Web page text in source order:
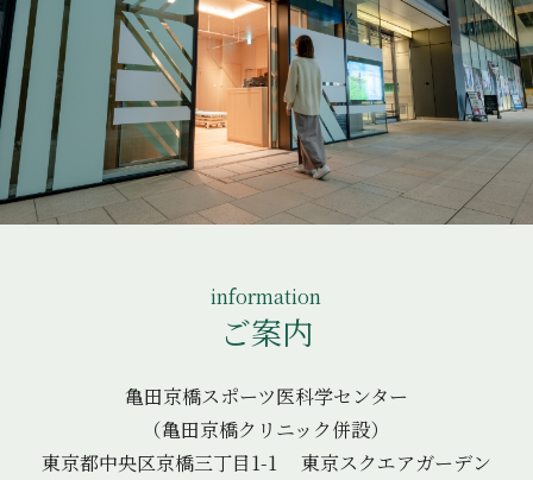
information
ご案内
亀田京橋スポーツ医科学センター
（亀田京橋クリニック併設）
東京都中央区京橋三丁目1-1 東京スクエアガーデン